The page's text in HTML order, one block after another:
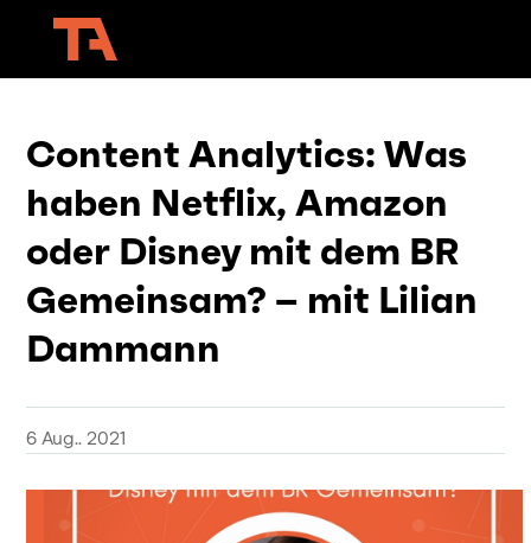
Content Analytics: Was
haben Netflix, Amazon
oder Disney mit dem BR
Gemeinsam? – mit Lilian
Dammann
6 Aug.. 2021